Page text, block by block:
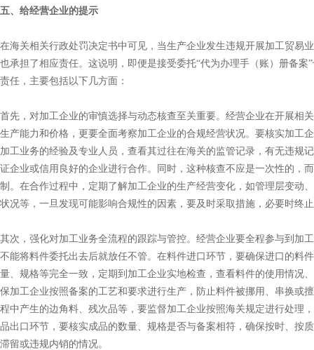
五、给经营企业的提示
在海关相关行政处罚决定书中可见，当生产企业发生违规开展加工贸易
也承担了相应责任。这说明，即便是接受委托“代为办理手（账）册备案
责任，主要包括以下几方面：
首先，对加工企业的审慎选择与动态核查至关重要。经营企业在开展相
生产能力和价格，更要全面考察加工企业的合规经营状况。要核实加工
加工业务的经验及专业人员，查看其过往在海关的监管记录，有无违规
证企业或信用良好的企业进行合作。同时，这种核查不应是一次性的，
制。在合作过程中，定期了解加工企业的生产经营变化，如管理层变动
状况等，一旦发现可能影响合规性的因素，要及时采取措施，必要时终
其次，强化对加工业务全流程的跟踪与管控。经营企业要全程参与到加
不能将料件委托出去后就放任不管。在料件进口环节，要确保进口的料
量、规格等完全一致，定期到加工企业实地检查，查看料件的使用情况
保加工企业按照备案的工艺和要求进行生产，防止料件被挪用、串换或
程中产生的边角料、残次品等，要监督加工企业按照海关规定进行处理
品出口环节，要核实成品的数量、规格是否与备案相符，确保按时、按
滞留或违规内销的情况。